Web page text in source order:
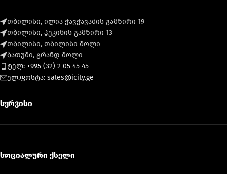
თბილისი, ილია ჭავჭავაძის გამზირი 19
თბილისი, პეკინის გამზირი 13
თბილისი, თბილისი მოლი
ბათუმი, გრანდ მოლი
ტელ: +995 (32) 2 05 45 45
ელ.ფოსტა: sales@icity.ge
სერვისი
სოციალური ქსელი